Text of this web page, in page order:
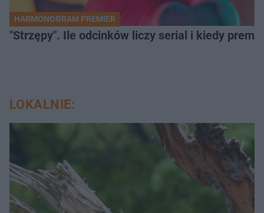
HARMONOGRAM PREMIER
"Strzępy". Ile odcinków liczy serial i kiedy
LOKALNIE: